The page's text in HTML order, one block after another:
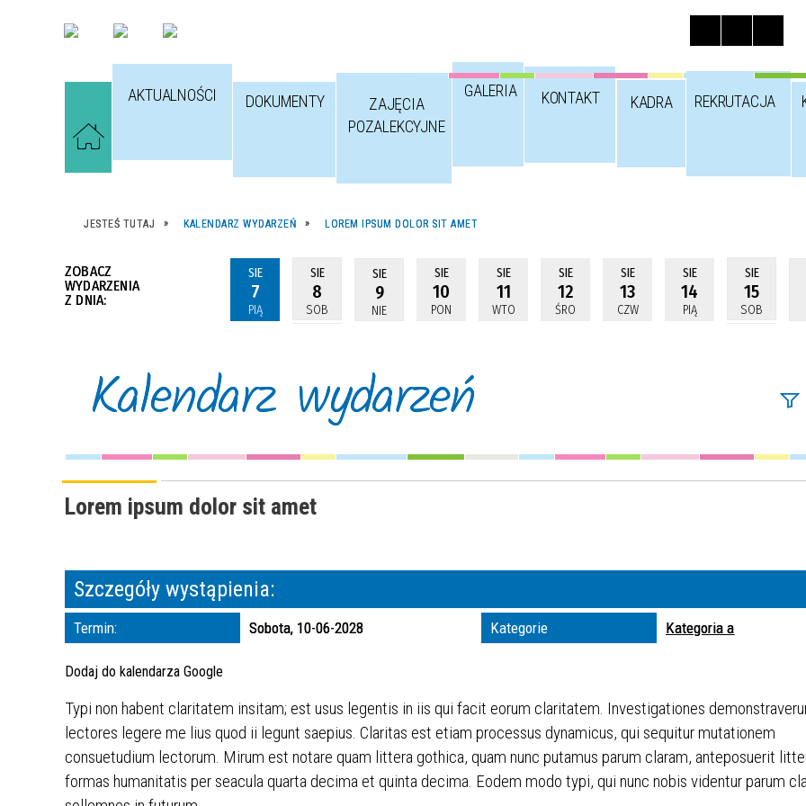
AKTUALNOŚCI DOKUMENTY
ZAJĘCIA
POZALEKCYJNE
GALERIA KONTAKT KADRA REKRUTACJA
JESTEŚ TUTAJ KALENDARZ WYDARZEŃ LOREM IPSUM DOLOR SIT AMET
ZOBACZ
WYDARZENIA
Z DNIA:
SIE
7
PIĄ
SIE
8
SOB
SIE
9
NIE
SIE
10
PON
SIE
11
WTO
SIE
12
ŚRO
SIE
13
CZW
SIE
14
PIĄ
SIE
15
SOB
Kalendarz wydarzeń
Lorem ipsum dolor sit amet
Szczegóły wystąpienia:
Termin: Sobota, 10-06-2028 Kategorie Kategoria a
Dodaj do kalendarza Google
Typi non habent claritatem insitam; est usus legentis in iis qui facit eorum claritatem. Investigationes
lectores legere me lius quod ii legunt saepius. Claritas est etiam processus dynamicus, qui sequitur mutationem
consuetudium lectorum. Mirum est notare quam littera gothica, quam nunc putamus parum claram, anteposuerit
formas humanitatis per seacula quarta decima et quinta decima. Eodem modo typi, qui nunc nobis videntur parum